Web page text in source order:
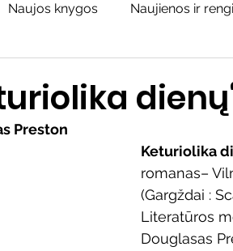
Naujos knygos Naujienos ir
Adolfo Ramanausko–Vanago
Literatų klubo veikla
Preston
Keturiolika
romanas–
(Gargždai :
Literatūros
Douglasas